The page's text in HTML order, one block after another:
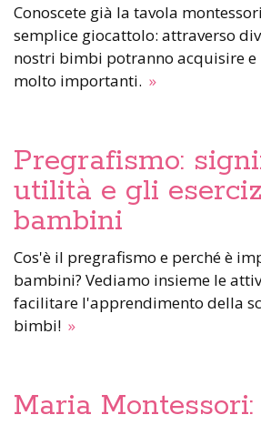
Conoscete già la tavola montessoriana? È più di un
semplice giocattolo: attraverso
nostri bimbi potranno acquisire
molto importanti. »
Pregrafismo:
utilità e gli
bambini
Cos'è il pregrafismo e perché è importante per i
bambini? Vediamo insieme le
facilitare l'apprendimento della
bimbi! »
Maria